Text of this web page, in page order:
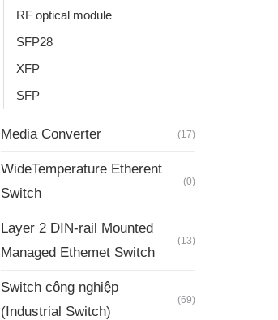
RF optical module
SFP28
XFP
SFP
Media Converter (17)
WideTemperature Etherent
Switch
(0)
Layer 2 DIN-rail Mounted
Managed Ethemet Switch
(13)
Switch công nghiệp
(Industrial Switch)
(69)